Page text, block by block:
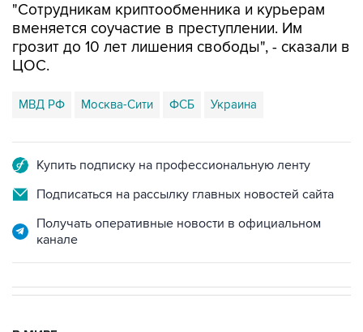
"Сотрудникам криптообменника и курьерам
вменяется соучастие в преступлении. Им
грозит до 10 лет лишения свободы", - сказали в
ЦОС.
МВД РФ Москва-Сити ФСБ Украина
Купить подписку на профессиональную ленту
Подписаться на рассылку главных новостей сайта
Получать оперативные новости в официальном
канале